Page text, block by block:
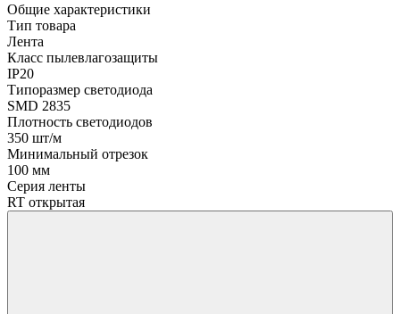
Общие характеристики
Тип товара
Лента
Класс пылевлагозащиты
IP20
Типоразмер светодиода
SMD 2835
Плотность светодиодов
350 шт/м
Минимальный отрезок
100 мм
Серия ленты
RT открытая